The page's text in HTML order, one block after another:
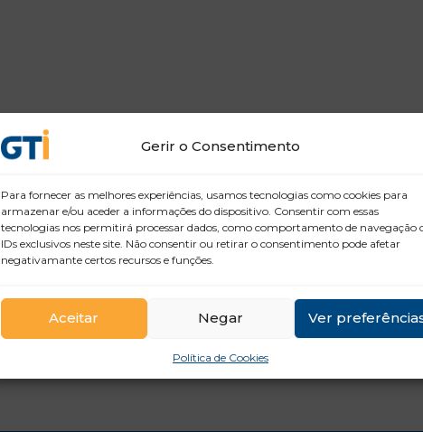
Gerir o Consentimento
Para fornecer as melhores experiências, usamos tecnologias como cookies para
armazenar e/ou aceder a informações do dispositivo. Consentir com essas
tecnologias nos permitirá processar dados, como comportamento de navegação
IDs exclusivos neste site. Não consentir ou retirar o consentimento pode afetar
negativamante certos recursos e funções.
Aceitar Negar Ver
Política de Cookies